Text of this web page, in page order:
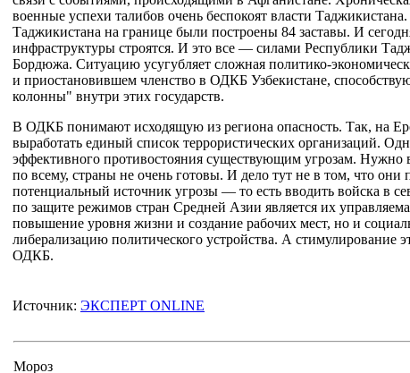
военные успехи талибов очень беспокоят власти
Таджикистана на границе были построены 84 заставы. И
инфраструктуры строятся. И это все — силами Республики
Бордюжа. Ситуацию усугубляет сложная политико-
и приостановившем членство в ОДКБ Узбекистане,
колонны" внутри этих государств.
В ОДКБ понимают исходящую из региона опасность. Так, на
выработать единый список террористических организаций.
эффективного противостояния существующим угрозам. Нужно
по всему, страны не очень готовы. И дело тут не в том, что
потенциальный источник угрозы — то есть вводить войска в
по защите режимов стран Средней Азии является их
повышение уровня жизни и создание рабочих мест, но и
либерализацию политического устройства. А стимулирование
ОДКБ.
Источник: ЭКСПЕРТ ONLINE
Мороз